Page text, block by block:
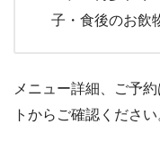
子・食後のお飲
メニュー詳細、ご予
トからご確認ください